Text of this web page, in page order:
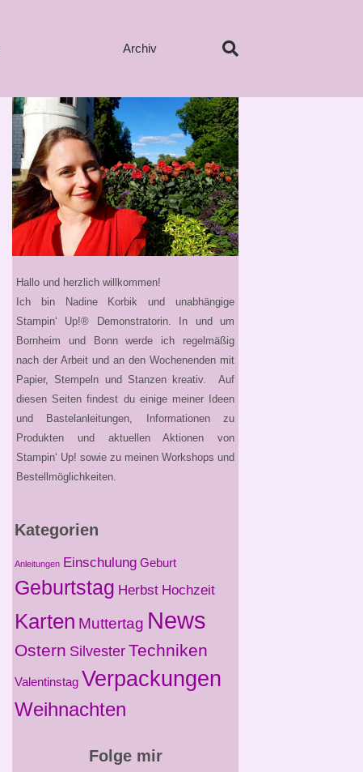
Archiv
Hallo und herzlich willkommen!
Ich bin Nadine Korbik und unabhängige
Stampin‘ Up!® Demonstratorin. In und um
Bornheim und Bonn werde ich regelmäßig
nach der Arbeit und an den Wochenenden mit
Papier, Stempeln und Stanzen kreativ. Auf
diesen Seiten findest du einige meiner Ideen
und Bastelanleitungen, Informationen zu
Produkten und aktuellen Aktionen von
Stampin‘ Up! sowie zu meinen Workshops und
Bestellmöglichkeiten.
Kategorien
Anleitungen Einschulung Geburt
Geburtstag Herbst Hochzeit
Karten Muttertag News
Ostern Silvester Techniken
Valentinstag Verpackungen
Weihnachten
Folge mir